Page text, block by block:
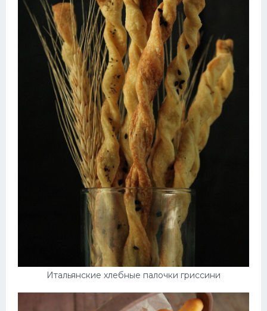
Итальянские хлебные палочки гриссини